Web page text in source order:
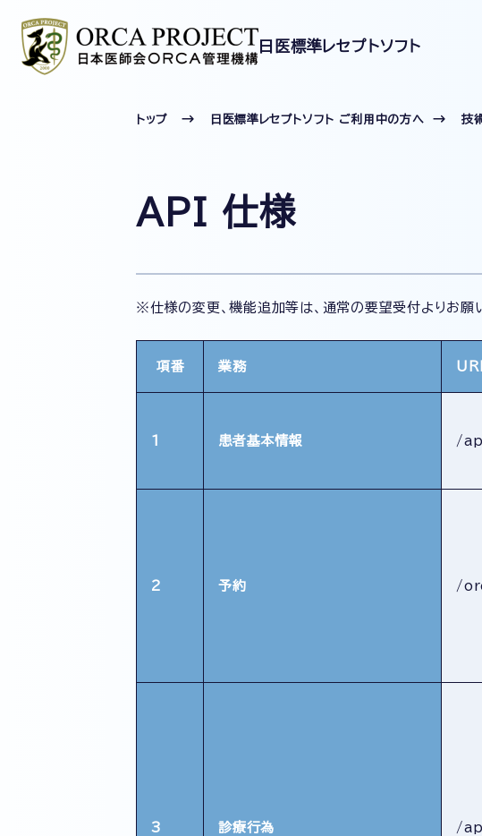
日医標準レセプトソフト
トップ 日医標準レセプトソフト ご利用中の方へ 技
API 仕様
※仕様の変更、機能追加等は、通常の要望受付よりお願い
項番 業務
1 患者基本情報 /
2 予約 /
3 診療行為 /